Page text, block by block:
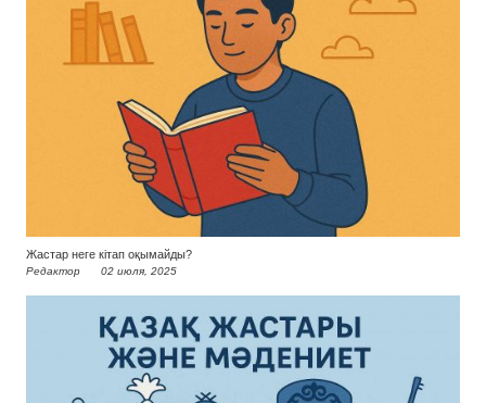
Жастар неге кітап оқымайды?
Редактор 02 июля, 2025